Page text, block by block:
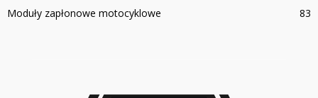
Moduły zapłonowe motocyklowe
83